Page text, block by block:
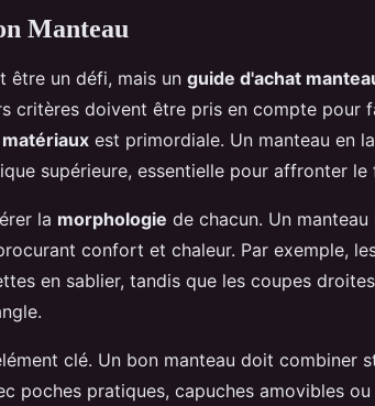
Manteau
être un défi, mais un guide d'achat
critères doivent être pris en compte pour
est primordiale. Un manteau en
supérieure, essentielle pour affronter le
la morphologie de chacun. Un
confort et chaleur. Par exemple,
en sablier, tandis que les coupes
clé. Un bon manteau doit combiner
poches pratiques, capuches amovibles